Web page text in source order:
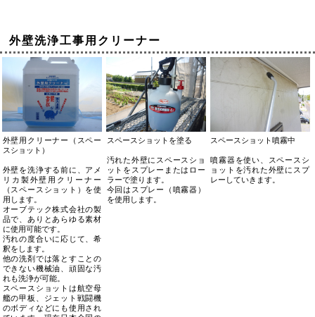
外壁洗浄工事用クリーナー
外壁用クリーナー（スペー
スショット）
外壁を洗浄する前に、アメ
リカ製外壁用クリーナー
（スペースショット）を使
用します。
オーブテック株式会社の製
品で、ありとあらゆる素材
に使用可能です。
汚れの度合いに応じて、希
釈をします。
他の洗剤では落とすことの
できない機械油、頑固な汚
れも洗浄が可能。
スペースショットは航空母
艦の甲板、ジェット戦闘機
のボディなどにも使用され
スペースショットを塗る
汚れた外壁にスペースショ
ットをスプレーまたはロー
ラーで塗ります。
今回はスプレー（噴霧器）
を使用します。
スペースショット噴霧中
噴霧器を使い、スペースシ
ョットを汚れた外壁にスプ
レーしていきます。